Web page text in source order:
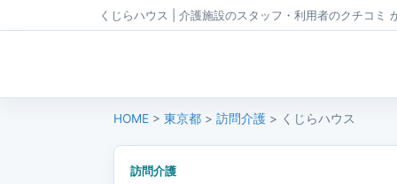
くじらハウス | 介護施設のスタッフ・利用者のクチコミ
HOME > 東京都 > 訪問介護 > くじらハウス
訪問介護